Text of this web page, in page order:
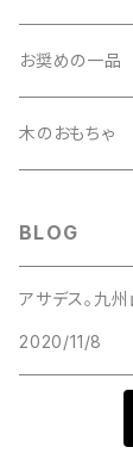
早川の加工品
漬物・らっきょう
しいたけ・きく
地鶏
組み合わせセッ
ケース買い
お奨めの一品
木のおもちゃ
BLOG
アサデス。九
2020/11/8